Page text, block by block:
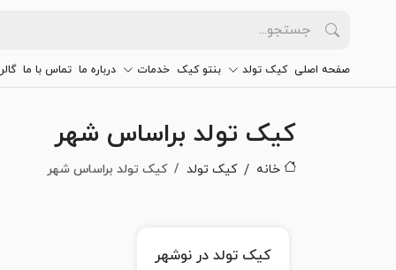
صفحه اصلی کیک تولد بنتو کیک خدمات درباره ما تماس با ما
کیک تولد براساس شهر
خانه کیک تولد کیک تولد براساس شهر
کیک تولد در نوشهر